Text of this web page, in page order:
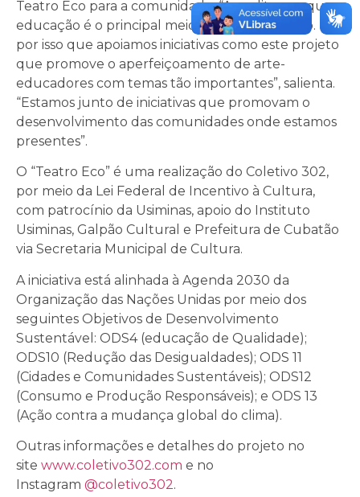
Teatro Eco para a comunidade. “Acreditamos que a
educação é o principal meio de transformação. E é
por isso que apoiamos iniciativas como este projeto
que promove o aperfeiçoamento de arte-
educadores com temas tão importantes”, salienta.
“Estamos junto de iniciativas que promovam o
desenvolvimento das comunidades onde estamos
presentes”.
O “Teatro Eco” é uma realização do Coletivo 302,
por meio da Lei Federal de Incentivo à Cultura,
com patrocínio da Usiminas, apoio do Instituto
Usiminas, Galpão Cultural e Prefeitura de Cubatão
via Secretaria Municipal de Cultura.
A iniciativa está alinhada à Agenda 2030 da
Organização das Nações Unidas por meio dos
seguintes Objetivos de Desenvolvimento
Sustentável: ODS4 (educação de Qualidade);
ODS10 (Redução das Desigualdades); ODS 11
(Cidades e Comunidades Sustentáveis); ODS12
(Consumo e Produção Responsáveis); e ODS 13
(Ação contra a mudança global do clima).
Outras informações e detalhes do projeto no
site www.coletivo302.com e no
Instagram @coletivo302.